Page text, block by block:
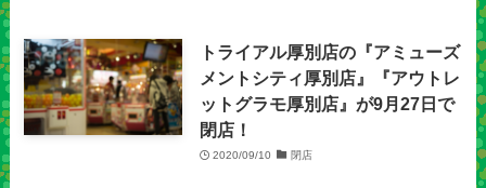
トライアル厚別店の『アミューズ
メントシティ厚別店』『アウトレ
ットグラモ厚別店』が9月27日で
閉店！
2020/09/10 閉店